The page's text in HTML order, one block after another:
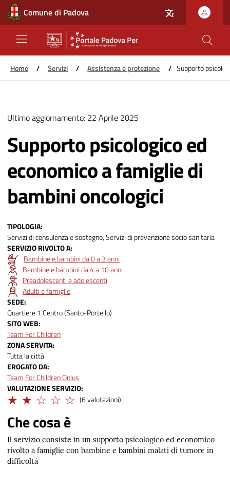
contenuto
principale
Comune di Padova
Home / Servizi / Assistenza e protezione / Supporto
Ultimo aggiornamento: 22 Aprile 2025
Supporto psicologico ed
economico a famiglie di
bambini oncologici
TIPOLOGIA
Servizi di consulenza e sostegno, Servizi di prevenzione socio sanitaria
SERVIZIO RIVOLTO A
Bambine e bambini da 0 a 3 anni
Bambine e bambini da 4 a 10 anni
Preadolescenti e adolescenti
Adulti e famiglie
SEDE
Quartiere 1 Centro (Santo-Portello)
SITO WEB
Team For Children
ZONA SERVITA
Tutta la città
EROGATO DA
Team For Children Onlus
VALUTAZIONE SERVIZIO
Limitato (6 valutazioni)
Che cosa è
Il servizio consiste in un supporto psicologico ed economico
rivolto a famiglie con bambine e bambini malati di tumore in
difficoltà